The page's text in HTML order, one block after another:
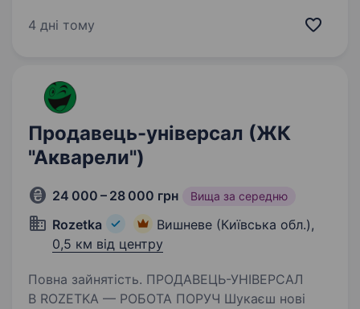
і команда, де цінують простоту, чесність і
4 дні тому
Продавець-універсал (ЖК
"Акварели")
24 000 – 28 000 грн Вища за середню
Rozetka
Вишневе (Київська обл.),
0,5 км від центру
Повна зайнятість. ПРОДАВЕЦЬ-УНІВЕРСАЛ
В ROZETKA — РОБОТА ПОРУЧ Шукаєш нові